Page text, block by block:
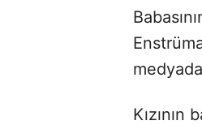
Kızının